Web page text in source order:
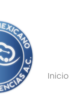
Inicio